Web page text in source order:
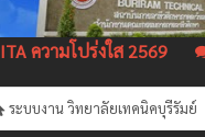
ITA ความโปร่งใส 2569
ระบบงาน วิทยาลัยเทคนิคบุรีรัมย์